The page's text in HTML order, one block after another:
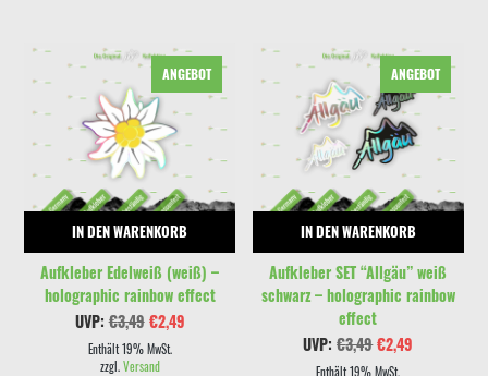
IN DEN WARENKORB
ANGEBOT
Aufkleber Edelweiß (weiß) –
holographic rainbow effect
UVP: €3,49 Ursprünglicher
Preis
war:
€3,49
€2,49Aktueller
Enthält 19% MwSt.
zzgl.Versand
IN DEN WARENKORB
ANGEBOT
Aufkleber SET “Allgäu” weiß
schwarz – holographic rainbow
effect
UVP: €3,49Ursprünglicher
Preis
€2,49
Enthält 19% MwSt.